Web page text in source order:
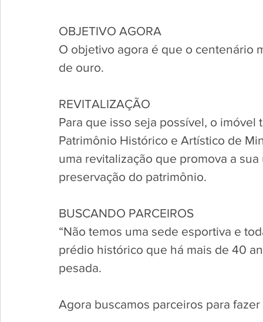
OBJETIVO AGORA
O objetivo agora é que o centenário
de ouro.
REVITALIZAÇÃO
Para que isso seja possível, o
Patrimônio Histórico e Artístico de
uma revitalização que promova a
preservação do patrimônio.
BUSCANDO PARCEIROS
“Não temos uma sede esportiva e
prédio histórico que há mais de 40
pesada.
Agora buscamos parceiros para